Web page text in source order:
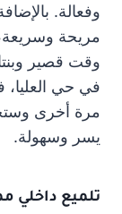
وفعالة.
مريحة
وقت قصير
في حي العليا،
مرة أخرى
يسر وسهولة.
تلميع داخلي